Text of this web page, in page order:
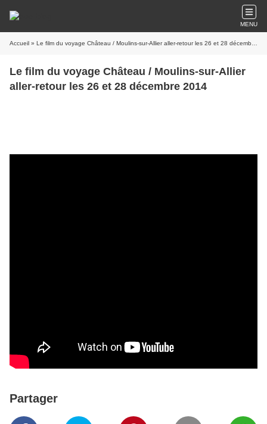
MENU
Accueil » Le film du voyage Château / Moulins-sur-Allier aller-retour les 26 et 28 décembre 2014
Le film du voyage Château / Moulins-sur-Allier
aller-retour les 26 et 28 décembre 2014
Partager